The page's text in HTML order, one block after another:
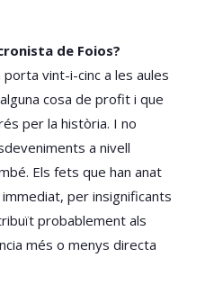
de Foios?
vint-i-cinc a les aules
cosa de profit i que
per la història. I no
a nivell
Els fets que han anat
per insignificants
probablement als
més o menys directa